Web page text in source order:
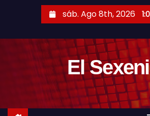
l
sáb. Ago 8th, 2026
El